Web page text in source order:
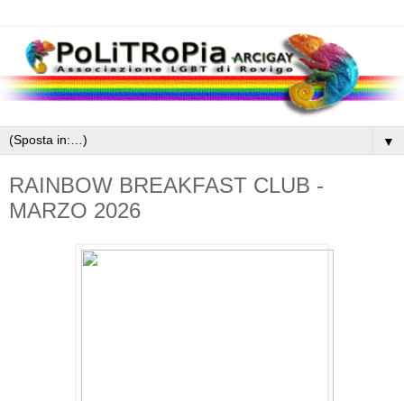
▼
RAINBOW BREAKFAST CLUB -
MARZO 2026